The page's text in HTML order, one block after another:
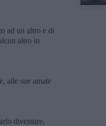
ad un altro e di
altro in
alle sue amate
diventare,